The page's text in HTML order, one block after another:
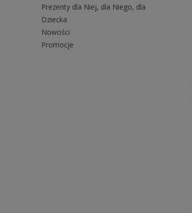
Prezenty dla Niej, dla Niego, dla
Dziecka
Nowości
Promocje